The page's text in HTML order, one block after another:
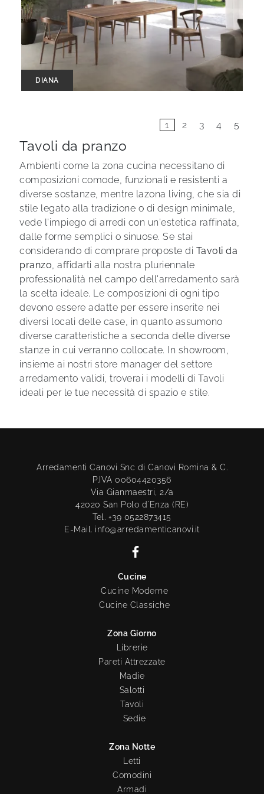
DIANA
1 2 3 4 5
Tavoli da pranzo
Ambienti come la zona cucina necessitano di
composizioni comode, funzionali e resistenti a
diverse sostanze, mentre lazona living, che sia di
stile legato alla tradizione o di design minimale,
vede l'impiego di arredi con un'estetica raffinata,
dalle forme semplici o sinuose. Se stai
considerando di comprare proposte di Tavoli da
pranzo , affidarti alla nostra pluriennale
professionalità nel campo dell'arredamento sarà
la scelta ideale. Le composizioni di ogni tipo
devono essere adatte per essere inserite nei
diversi locali delle case, in quanto assumono
diverse caratteristiche a seconda delle diverse
stanze in cui verranno collocate. In showroom,
insieme ai nostri store manager del settore
arredamento validi, troverai i modelli di Tavoli
ideali per le tue necessità di spazio e stile.
Arredamenti Canovi Snc di Canovi Romina & C.
P.IVA 00604420356
Via Gianmaestri, 2/a
42020 San Polo d'Enza (RE)
Tel. +39 0522873415
E-Mail. info@arredamenticanovi.it
Cucine
Cucine Moderne
Cucine Classiche
Zona Giorno
Librerie
Pareti Attrezzate
Madie
Salotti
Tavoli
Sedie
Zona Notte
Letti
Comodini
Armadi